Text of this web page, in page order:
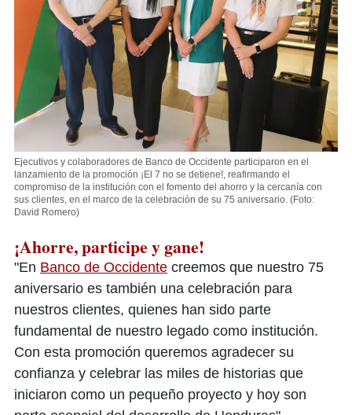
Ejecutivos y colaboradores de Banco de Occidente participaron en el
lanzamiento de la promoción ¡El 7 no se detiene!, reafirmando el
compromiso de la institución con el fomento del ahorro y la cercanía con
sus clientes, en el marco de la celebración de su 75 aniversario. (Foto:
David Romero)
¡Ahorre, participe y gane!
"En Banco de Occidente creemos que nuestro 75
aniversario es también una celebración para
nuestros clientes, quienes han sido parte
fundamental de nuestro legado como institución.
Con esta promoción queremos agradecer su
confianza y celebrar las miles de historias que
iniciaron como un pequeño proyecto y hoy son